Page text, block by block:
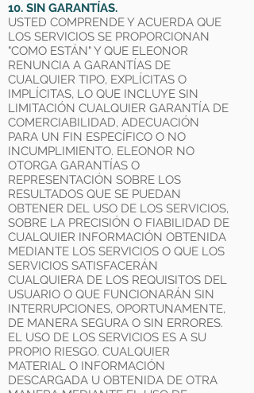
10. SIN GARANTÍAS.
USTED COMPRENDE Y ACUERDA QUE
LOS SERVICIOS SE PROPORCIONAN
"COMO ESTÁN" Y QUE ELEONOR
RENUNCIA A GARANTÍAS DE
CUALQUIER TIPO, EXPLÍCITAS O
IMPLÍCITAS, LO QUE INCLUYE SIN
LIMITACIÓN CUALQUIER GARANTÍA DE
COMERCIABILIDAD, ADECUACIÓN
PARA UN FIN ESPECÍFICO O NO
INCUMPLIMIENTO. ELEONOR NO
OTORGA GARANTÍAS O
REPRESENTACIÓN SOBRE LOS
RESULTADOS QUE SE PUEDAN
OBTENER DEL USO DE LOS SERVICIOS,
SOBRE LA PRECISIÓN O FIABILIDAD DE
CUALQUIER INFORMACIÓN OBTENIDA
MEDIANTE LOS SERVICIOS O QUE LOS
SERVICIOS SATISFACERÁN
CUALQUIERA DE LOS REQUISITOS DEL
USUARIO O QUE FUNCIONARÁN SIN
INTERRUPCIONES, OPORTUNAMENTE,
DE MANERA SEGURA O SIN ERRORES.
EL USO DE LOS SERVICIOS ES A SU
PROPIO RIESGO. CUALQUIER
MATERIAL O INFORMACIÓN
DESCARGADA U OBTENIDA DE OTRA